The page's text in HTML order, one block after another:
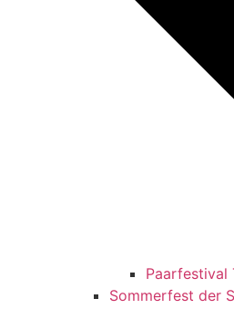
Paarfestival
Sommerfest der